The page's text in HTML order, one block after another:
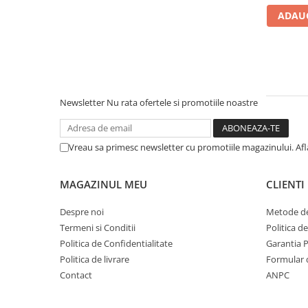
Scaune birou pentru copii
Saltele patuturi copii
Paturi copii
Seturi comode living si dormitor
Newsletter Nu rata ofertele si promotiile noastre
Vreau sa primesc newsletter cu promotiile magazinului.
MAGAZINUL MEU
Despre noi
Termeni si Conditii
Politica de Confidentialitate
Politica de livrare
Contact
CLIENTI
Metode
Politica
Garantia
Formular
ANPC